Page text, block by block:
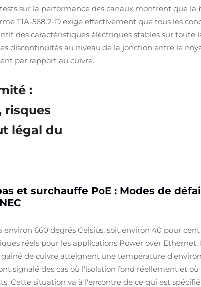
sur la performance des canaux montrent que
TIA-568.2-D exige effectivement que tous les
des caractéristiques électriques stables sur toute
discontinuités au niveau de la jonction entre le
par rapport au cuivre.
:
risques
légal du
et surchauffe PoE : Modes de
660 degrés Celsius, soit environ 40 pour
réels pour les applications Power over
de cuivre atteignent une température d'environ
signalé des cas où l'isolation fond réellement et
Cette situation va à l'encontre de ce qui est